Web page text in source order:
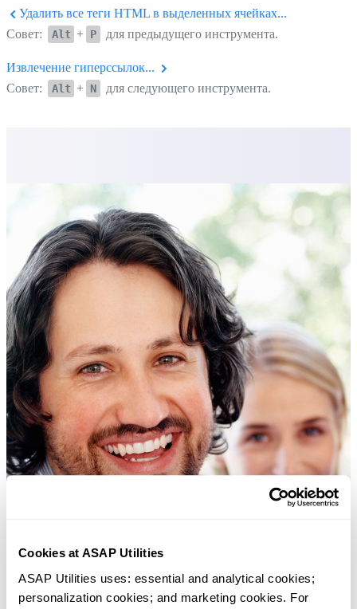
Cookies at ASAP Utilities
ASAP Utilities uses: essential and analytical cookies;
personalization cookies; and marketing cookies. For
Удалить все теги HTML в выделенных ячейках...
Совет:
Alt + P для предыдущего инструмента.
Извлечение гиперссылок...
Совет:
Alt + N для следующего инструмента.